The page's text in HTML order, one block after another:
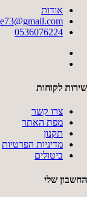
אודות
0536076224
שירות לקוחות
צרו קשר
מפת האתר
תקנון
מדיניות הפרטיות
ביטולים
החשבון שלי